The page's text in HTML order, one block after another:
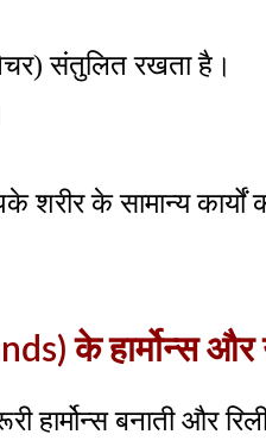
संतुलित रखता है।
के सामान्य
के हार्मोन्स और
बनाती और